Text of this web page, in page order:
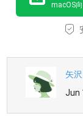
macOS
矢
Jun